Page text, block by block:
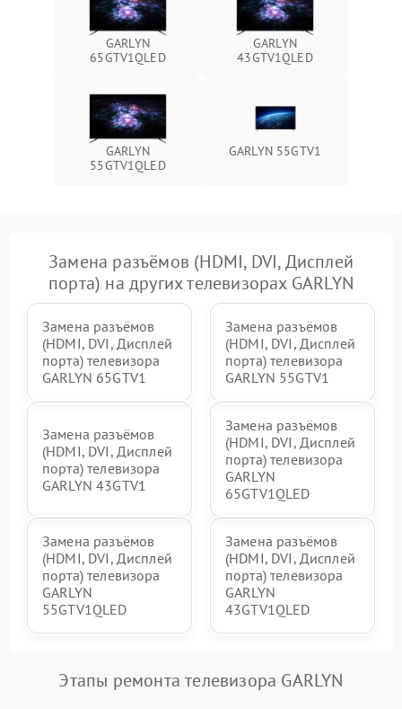
GARLYN
65GTV1QLED
GARLYN
43GTV1QLED
GARLYN
55GTV1QLED
GARLYN 55GTV1
Замена разъёмов (HDMI, DVI, Дисплей
порта) на других телевизорах GARLYN
Замена разъёмов
(HDMI, DVI, Дисплей
порта) телевизора
GARLYN 65GTV1
Замена разъёмов
(HDMI, DVI, Дисплей
порта) телевизора
GARLYN 55GTV1
Замена разъёмов
(HDMI, DVI, Дисплей
порта) телевизора
GARLYN 43GTV1
Замена разъёмов
(HDMI, DVI, Дисплей
порта) телевизора
GARLYN
65GTV1QLED
Замена разъёмов
(HDMI, DVI, Дисплей
порта) телевизора
GARLYN
55GTV1QLED
Замена разъёмов
(HDMI, DVI, Дисплей
порта) телевизора
GARLYN
43GTV1QLED
Этапы ремонта телевизора GARLYN